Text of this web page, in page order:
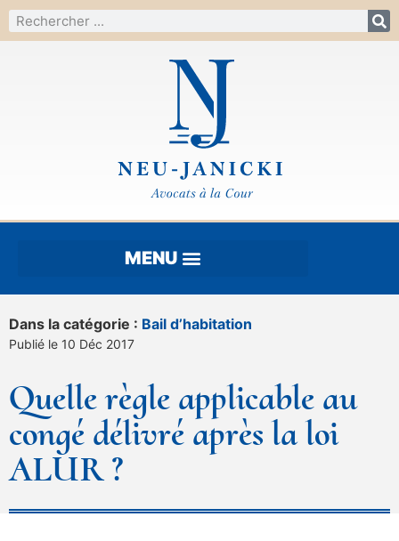
Dans la catégorie : Bail d’habitation
Publié le 10 Déc 2017
Quelle règle applicable au
congé délivré après la loi
ALUR ?